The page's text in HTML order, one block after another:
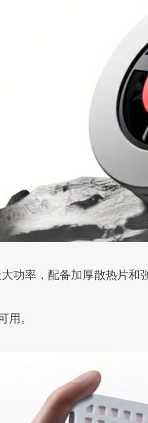
功率，配备加厚散热片和
用。